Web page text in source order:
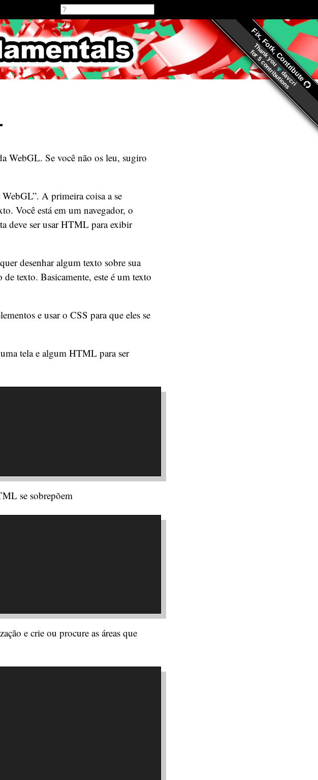
Fix, Fork, Contribute
Thank you
davcri
for
5 contributions
WebGL. Se você não os leu, sugiro
A primeira coisa a se
Você está em um navegador, o
deve ser usar HTML para exibir
desenhar algum texto sobre sua
texto. Basicamente, este é um texto
e usar o CSS para que eles se
tela e algum HTML para ser
se sobrepõem
e crie ou procure as áreas que